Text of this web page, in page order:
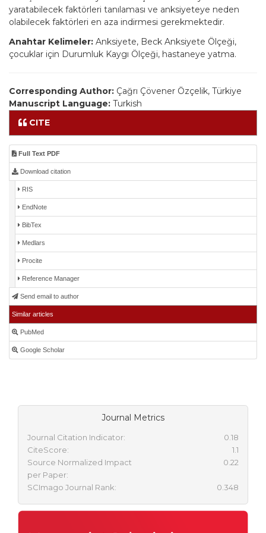
yaratabilecek faktörleri tanılaması ve anksiyeteye neden
olabilecek faktörleri en aza indirmesi gerekmektedir.
Anahtar Kelimeler: Anksiyete, Beck Anksiyete Ölçeği,
çocuklar için Durumluk Kaygı Ölçeği, hastaneye yatma.
Corresponding Author: Çağrı Çövener Özçelik, Türkiye
Manuscript Language: Turkish
CITE
Full Text PDF
Download citation
RIS
EndNote
BibTex
Medlars
Procite
Reference Manager
Send email to author
Similar articles
PubMed
Google Scholar
Journal Metrics
Journal Citation Indicator:
0.18
CiteScore:
1.1
Source Normalized Impact
per Paper:
0.22
SCImago Journal Rank: 0.348